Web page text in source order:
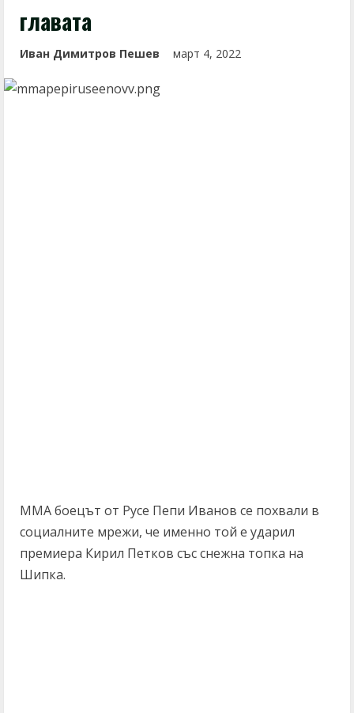
главата
Иван Димитров Пешев март 4, 2022
ММА боецът от Русе Пепи Иванов се похвали в
социалните мрежи, че именно той е ударил
премиера Кирил Петков със снежна топка на
Шипка.